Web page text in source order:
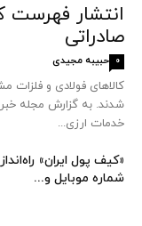
انتشار فهرست
صادراتی
حبیبه مجیدی 0
شدند. به گزارش مجله
خدمات ارزی...
«کیف پول ایران»
شماره موبایل و...